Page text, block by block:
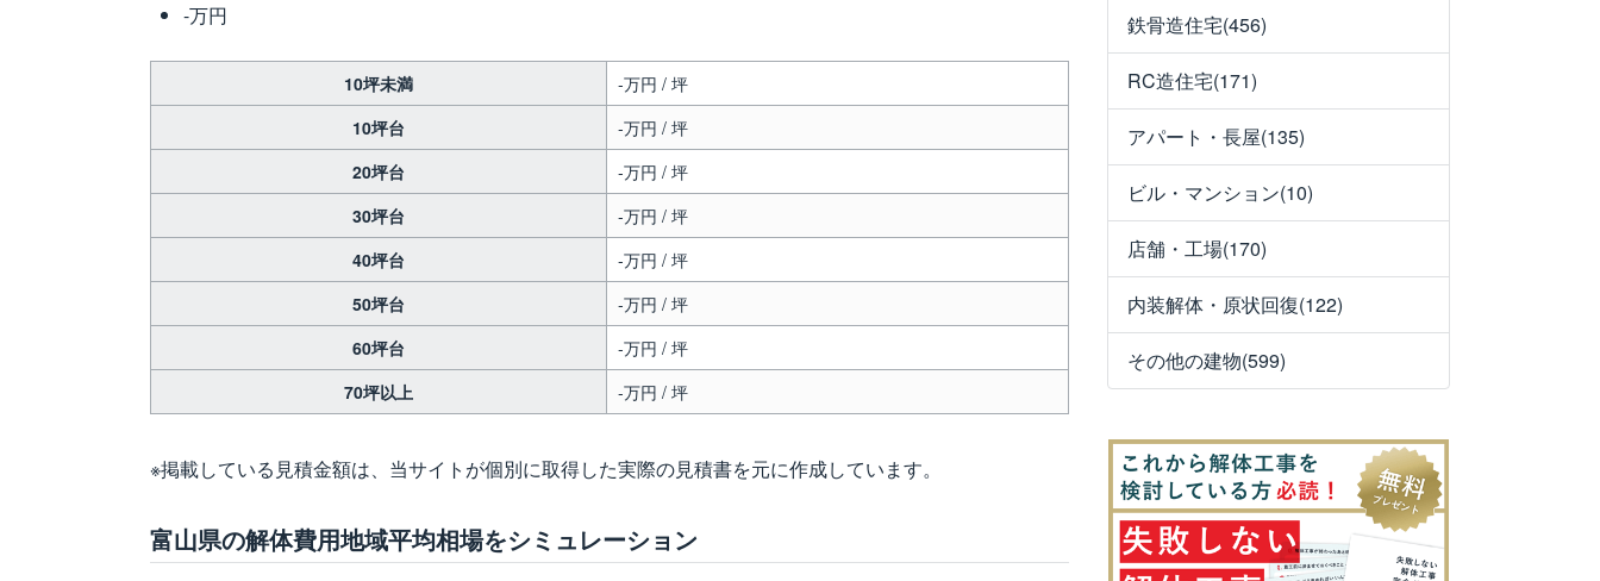
-万円
10坪未満
-万円 / 坪
10坪台
-万円 / 坪
20坪台
-万円 / 坪
30坪台
-万円 / 坪
40坪台
-万円 / 坪
50坪台
-万円 / 坪
60坪台
-万円 / 坪
70坪以上
-万円 / 坪
※掲載している見積金額は、当サイトが個別に取得した実際の見積書を元に作成しています。
富山県の解体費用地域平均相場をシミュレーション
鉄骨造住宅(456)
RC造住宅(171)
アパート・長屋(135)
ビル・マンション(10)
店舗・工場(170)
内装解体・原状回復(122)
その他の建物(599)